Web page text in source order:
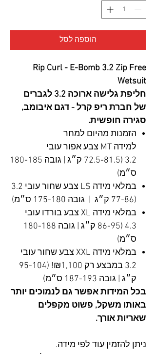
הוספה לסל
Rip Curl - E-Bomb 3.2 Zip Free
Wetsuit
חליפת גלישה ארוכה 3.2 לגברים
של חברת ריפ קרל - דגם איבומב,
סגירה חופשית.
הזמנות מהיום למחר
למידה MT צבע אפור עובי
3.2 (72.5-81.5 ק״ג | גובה 180-185
ס״מ)
במלאי מידה LS צבע שחור עובי 3.2
(77-86 ק״ג | גובה 175-180 ס״מ)
במלאי מידה XL צבע בורדו עובי
4.3 (86-95 ק״ג | גובה 180-188
ס״מ)
במלאי מידה XXL צבע שחור עובי
3.2 במבצע רק ₪1,100! (95-104
ק״ג | גובה 187-193 ס״מ)
בכל המידות אפשר גם לנמוכים יותר
באותו משקל, פשוט מקפלים
שאריות אורך.
ניתן להזמין עוד לפי מידה.